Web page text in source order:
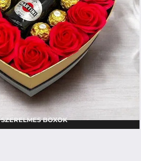
SZERELMES BOXOK